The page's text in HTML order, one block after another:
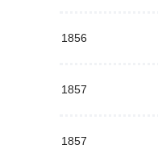
1856
1857
1857